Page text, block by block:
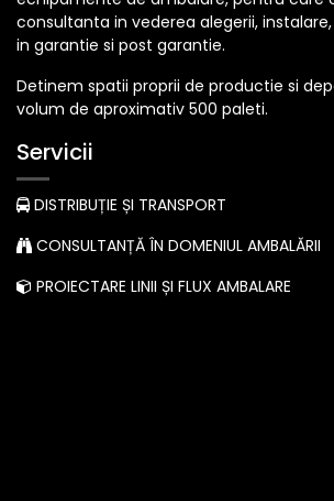
consultanta in vederea alegerii,
in garantie si post garantie.
Detinem spatii proprii de productie si
volum de aproximativ 500 paleti.
Servicii
DISTRIBUȚIE ȘI TRANSPORT
CONSULTANȚĂ ÎN DOMENIUL AMBALĂRII
PROIECTARE LINII ȘI FLUX AMBALARE